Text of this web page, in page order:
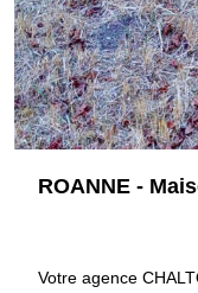
ROANNE -
Votre agence